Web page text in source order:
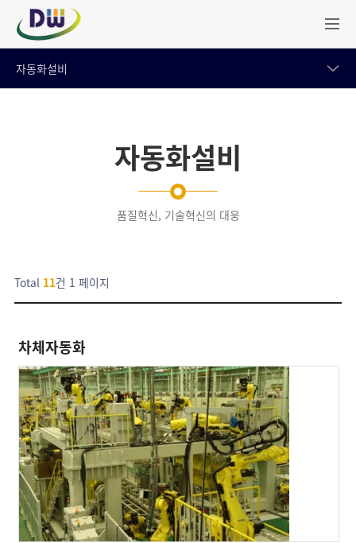
자동화설비
자동화설비
품질혁신, 기술혁신의 대웅
Total 11건 1 페이지
차체자동화